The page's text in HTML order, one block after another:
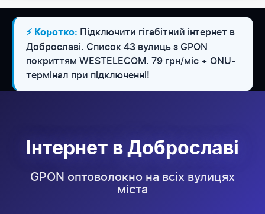
⚡ Коротко: Підключити гігабітний інтернет в
Доброславі. Список 43 вулиць з GPON
покриттям WESTELECOM. 79 грн/міс + ONU-
термінал при підключенні!
Інтернет в Доброславі
GPON оптоволокно на всіх вулицях
міста
WESTELECOM
Онлайн-підтримка